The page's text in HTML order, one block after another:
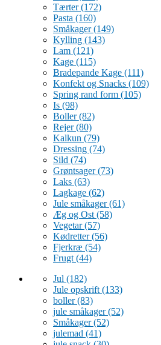
Tærter(172)
Pasta (160)
Småkager(149)
Kylling (143)
Lam (121)
Kage (115)
Bradepande Kage (111)
Konfekt og Snacks (109)
Spring rand form (105)
Is (98)
Boller(82)
Rejer(80)
Kalkun (79)
Dressing (74)
Sild (74)
Grøntsager(73)
Laks (63)
Lagkage (62)
Jule småkager(61)
Æg og Ost (58)
Vegetar(57)
Kødretter(56)
Fjerkræ (54)
Frugt (44)
Jul (182)
Jule opskrift (133)
boller(83)
jule småkager(52)
Småkager(52)
julemad (41)